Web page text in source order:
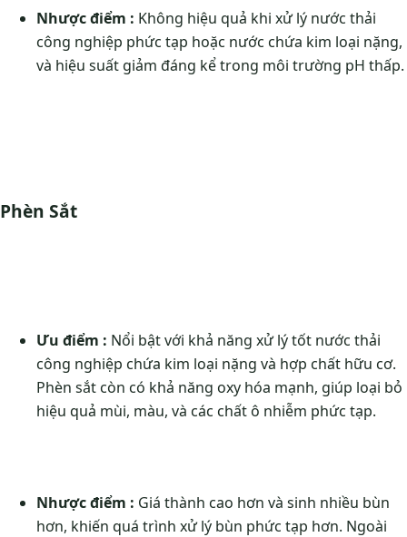
Nhược điểm : Không hiệu quả khi xử lý nước thải
công nghiệp phức tạp hoặc nước chứa kim loại nặng,
và hiệu suất giảm đáng kể trong môi trường pH thấp.
Phèn Sắt
Ưu điểm : Nổi bật với khả năng xử lý tốt nước thải
công nghiệp chứa kim loại nặng và hợp chất hữu cơ.
Phèn sắt còn có khả năng oxy hóa mạnh, giúp loại bỏ
hiệu quả mùi, màu, và các chất ô nhiễm phức tạp.
Nhược điểm : Giá thành cao hơn và sinh nhiều bùn
hơn, khiến quá trình xử lý bùn phức tạp hơn. Ngoài